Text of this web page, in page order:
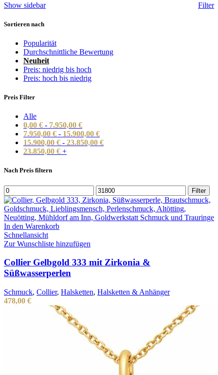
Show sidebar Filter
Sortieren nach
Popularität
Durchschnittliche Bewertung
Neuheit
Preis: niedrig bis hoch
Preis: hoch bis niedrig
Preis Filter
Alle
0,00 € - 7.950,00 €
7.950,00 € - 15.900,00 €
15.900,00 € - 23.850,00 €
23.850,00 € +
Nach Preis filtern
Min.
Preis
Max.
Preis
Filter
In den Warenkorb
Schnellansicht
Zur Wunschliste hinzufügen
Collier Gelbgold 333 mit Zirkonia &
Süßwasserperlen
Schmuck, Collier, Halsketten, Halsketten & Anhänger
478,00 €